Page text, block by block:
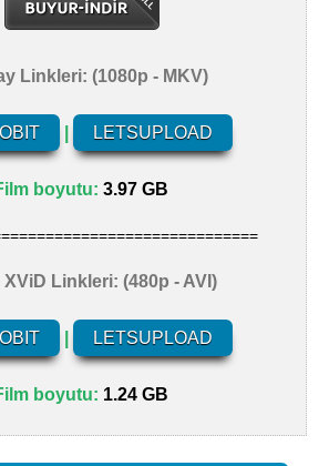
Linkleri: (1080p - MKV)
LETSUPLOAD
boyutu: 3.97 GB
XViD Linkleri: (480p - AVI)
LETSUPLOAD
boyutu: 1.24 GB